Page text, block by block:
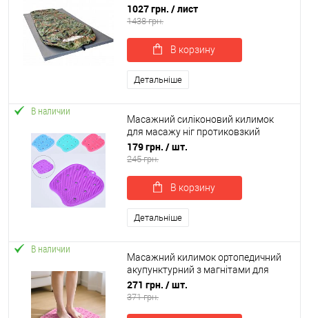
0015-20)
1027 грн. / лист
1438 грн.
В корзину
Детальніше
В наличии
Масажний силіконовий килимок
для масажу ніг протиковзкий
килимок-скраббер для ванної
OSPORT (MS 4203)
179 грн. / шт.
245 грн.
В корзину
Детальніше
В наличии
Масажний килимок ортопедичний
акупунктурний з магнітами для
масажу ніг і стоп 36x32 см OSPORT
(MS 4971)
271 грн. / шт.
371 грн.